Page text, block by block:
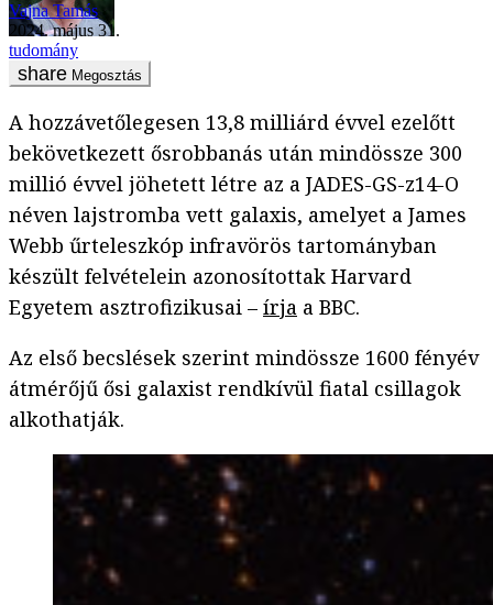
Vajna Tamás
2024. május 31.
tudomány
Megosztás
A hozzávetőlegesen 13,8 milliárd évvel ezelőtt
bekövetkezett ősrobbanás után mindössze 300
millió évvel jöhetett létre az a JADES-GS-z14-O
néven lajstromba vett galaxis, amelyet a James
Webb űrteleszkóp infravörös tartományban
készült felvételein azonosítottak Harvard
Egyetem asztrofizikusai – írja a BBC.
Az első becslések szerint mindössze 1600 fényév
átmérőjű ősi galaxist rendkívül fiatal csillagok
alkothatják.